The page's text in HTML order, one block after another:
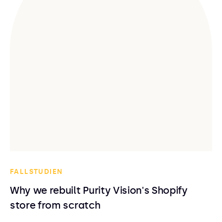
FALLSTUDIEN
Why we rebuilt Purity Vision's Shopify
store from scratch